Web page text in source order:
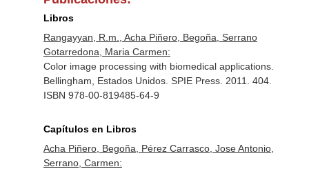
Libros
Rangayyan, R.m., Acha Piñero, Begoña, Serrano
Gotarredona, Maria Carmen:
Color image processing with biomedical applications.
Bellingham, Estados Unidos. SPIE Press. 2011. 404.
ISBN 978-00-819485-64-9
Capítulos en Libros
Acha Piñero, Begoña, Pérez Carrasco, Jose Antonio,
Serrano, Carmen: